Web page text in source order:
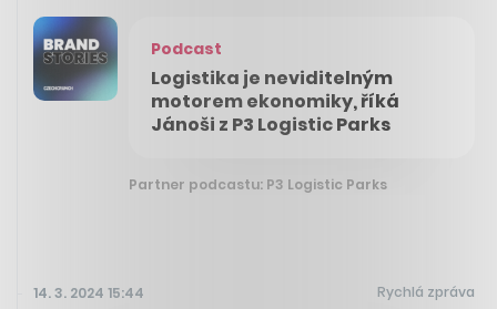
Podcast
Logistika je neviditelným
motorem ekonomiky, říká
Jánoši z P3 Logistic Parks
Partner podcastu: P3 Logistic Parks
14. 3. 2024 15:44 Rychlá zpráva